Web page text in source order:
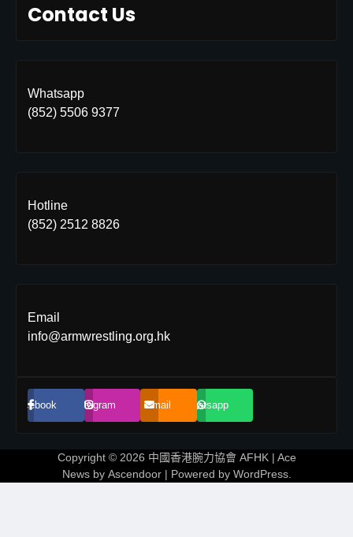
Contact Us
Whatsapp
(852) 5506 9377
Hotline
(852) 2512 8826
Email
info@armwrestling.org.hk
Facebook Instagram Email Whatsapp
Copyright © 2026 中國香港腕力協會 AFHK| Ace
News by Ascendoor| Powered by WordPress.